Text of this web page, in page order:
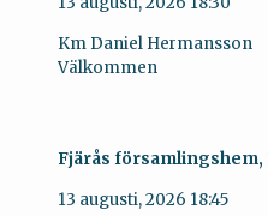
Km Daniel Hermansson
Välkommen
Fjärås
13 augusti, 2026 18:45